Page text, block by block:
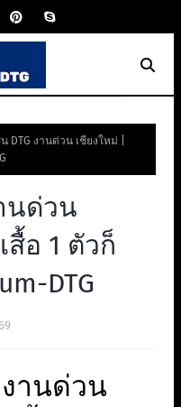
DTG งานด่วน เชียงใหม่ |
นด่วน
สื้อ 1 ตัวก็
DTG
านด่วน